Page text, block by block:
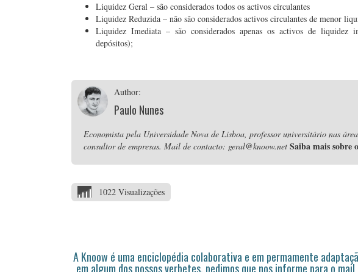
Liquidez Geral – são considerados todos os activos circulantes
Liquidez Reduzida – não são considerados activos circulantes de menor
Liquidez Imediata – são considerados apenas os activos de liquidez
depósitos);
Author:
Paulo Nunes
Economista pela Universidade Nova de Lisboa, professor universitário nas
consultor de empresas. Mail de contacto: geral@knoow.net Saiba mais sobre
1022 Visualizações
A Knoow é uma enciclopédia colaborativa e em permamente
em algum dos nossos verbetes, pedimos que nos informe para o mail